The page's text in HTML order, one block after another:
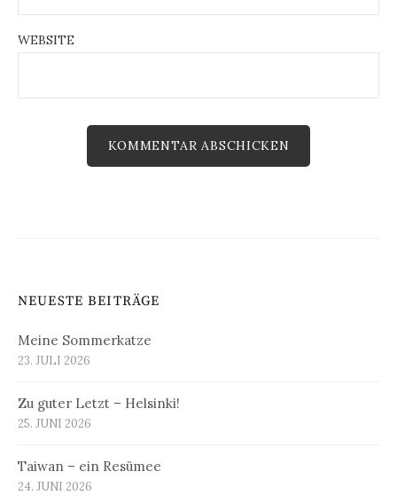
WEBSITE
NEUESTE BEITRÄGE
Meine Sommerkatze
23. JULI 2026
Zu guter Letzt – Helsinki!
25. JUNI 2026
Taiwan – ein Resümee
24. JUNI 2026